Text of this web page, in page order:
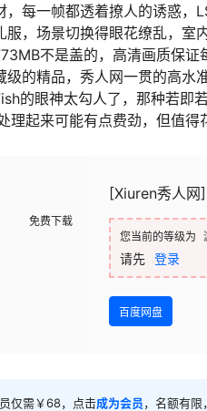
，每一帧都透着撩人的诱惑，
服，场景切换得眼花缭乱，
不是盖的，高清画质保
级的精品，秀人网一贯的高水
的眼神太勾人了，那种若即
理起来可能有点费劲，但值
免费下载
[Xiuren秀人
您当前的等级为
请先 登录
百度网盘
仅需￥68，点击成为会员，名额有